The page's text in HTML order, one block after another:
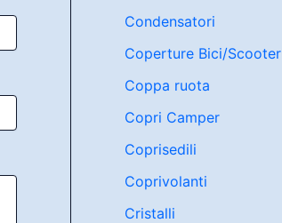
Condensatori
Coperture Bici/Scooter
Coppa ruota
Copri Camper
Coprisedili
Coprivolanti
Cristalli